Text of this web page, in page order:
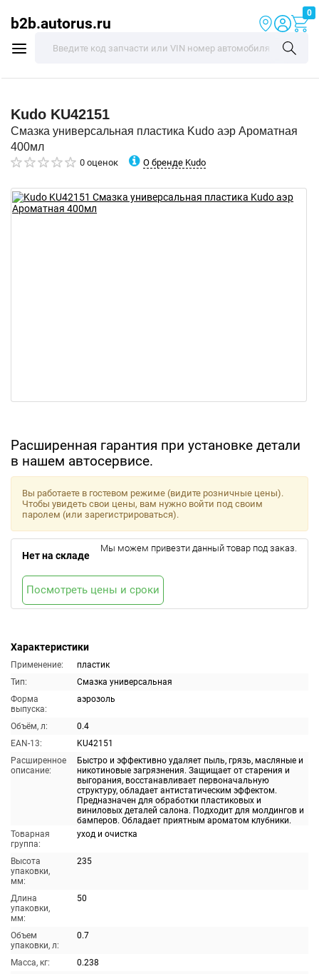
b2b.autorus.ru
0
Kudo KU42151
Смазка универсальная пластика Kudo аэр Ароматная
400мл
0 оценок О бренде Kudo
Расширенная гарантия при установке детали
в нашем автосервисе.
Характеристики
Применение:
пластик
Тип:
Смазка универсальная
Форма
выпуска:
аэрозоль
Объём, л:
0.4
EAN-13:
KU42151
Расширенное
описание:
Быстро и эффективно удаляет пыль, грязь, масляные и
никотиновые загрязнения. Защищает от старения и
выгорания, восстанавливает первоначальную
структуру, обладает антистатическим эффектом.
Предназначен для обработки пластиковых и
виниловых деталей салона. Подходит для молдингов и
бамперов. Обладает приятным ароматом клубники.
Товарная
группа:
уход и очистка
Высота
упаковки,
мм:
235
Длина
упаковки,
мм:
50
Объем
упаковки, л:
0.7
Масса, кг:
0.238
Вы работаете в гостевом режиме (видите розничные цены).
Чтобы увидеть свои цены, вам нужно войти под своим
паролем (или зарегистрироваться).
Нет на складе
Мы можем привезти данный товар под заказ.
Посмотреть цены и сроки